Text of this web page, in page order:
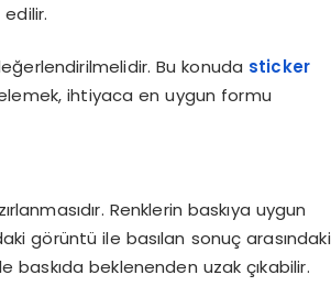
Bu konuda sticker
ihtiyaca en uygun formu
Renklerin baskıya uygun
görüntü ile basılan sonuç arasındaki
baskıda beklenenden uzak çıkabilir.